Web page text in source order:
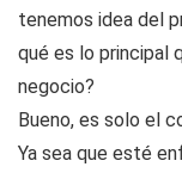
tenemos idea del
qué es lo principal
negocio?
Bueno, es solo el
Ya sea que esté